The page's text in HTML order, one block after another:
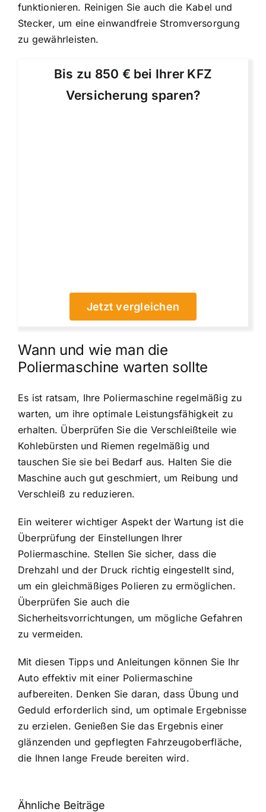
funktionieren. Reinigen Sie auch die Kabel und
Stecker, um eine einwandfreie Stromversorgung
zu gewährleisten.
Bis zu 850 € bei Ihrer KFZ
Versicherung sparen?
Jetzt vergleichen
Wann und wie man die
Poliermaschine warten sollte
Es ist ratsam, Ihre Poliermaschine regelmäßig zu
warten, um ihre optimale Leistungsfähigkeit zu
erhalten. Überprüfen Sie die Verschleißteile wie
Kohlebürsten und Riemen regelmäßig und
tauschen Sie sie bei Bedarf aus. Halten Sie die
Maschine auch gut geschmiert, um Reibung und
Verschleiß zu reduzieren.
Ein weiterer wichtiger Aspekt der Wartung ist die
Überprüfung der Einstellungen Ihrer
Poliermaschine. Stellen Sie sicher, dass die
Drehzahl und der Druck richtig eingestellt sind,
um ein gleichmäßiges Polieren zu ermöglichen.
Überprüfen Sie auch die
Sicherheitsvorrichtungen, um mögliche Gefahren
zu vermeiden.
Mit diesen Tipps und Anleitungen können Sie Ihr
Auto effektiv mit einer Poliermaschine
aufbereiten. Denken Sie daran, dass Übung und
Geduld erforderlich sind, um optimale Ergebnisse
zu erzielen. Genießen Sie das Ergebnis einer
glänzenden und gepflegten Fahrzeugoberfläche,
die Ihnen lange Freude bereiten wird.
Ähnliche Beiträge